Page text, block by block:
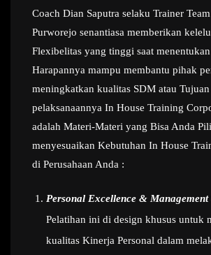
Coach Dian Saputra selaku Trainer
Purworejo senantiasa memberikan
Flexibelitas yang tinggi saat
Harapannya mampu membantu pihak
meningkatkan kualitas SDM atau Tujuan
pelaksanaannya In House Training
adalah Materi-Materi yang Bisa Anda
menyesuaikan Kebutuhan In House
di Perusahaan Anda :
Personal Excellence & Management
Pelatihan ini di design khusus untuk
kualitas Kinerja Personal dalam